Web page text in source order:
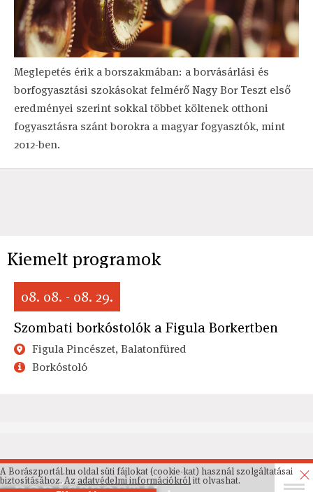
Meglepetés érik a borszakmában: a borvásárlási és
borfogyasztási szokásokat felmérő Nagy Bor Teszt első
eredményei szerint sokkal többet költenek otthoni
fogyasztásra szánt borokra a magyar fogyasztók, mint
2012-ben.
Kiemelt programok
08. 08. - 08. 29.
Szombati borkóstolók a Figula Borkertben
Figula Pincészet, Balatonfüred
Borkóstoló
A Borászportál.hu oldal süti fájlokat (cookie-kat) használ szolgáltatásai
biztosításához. Az adatvédelmi információkrólitt olvashat.